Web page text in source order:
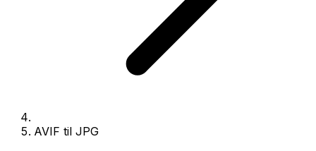
AVIF til JPG